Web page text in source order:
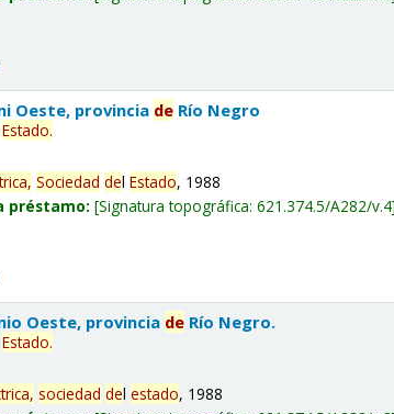
Oeste, provincia de Río Negro
Estado.
Sociedad delEstado, 1988
préstamo: Signatura topográfica:621.374.5/A282/v.4
Oeste, provincia de Río Negro.
Estado.
sociedad delestado, 1988